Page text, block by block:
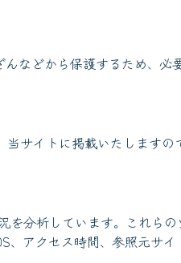
などから保護するため、必
サイトに掲載いたしますの
分析しています。これら
アクセス時間、参照元サ